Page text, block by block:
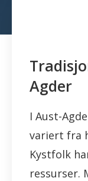
Agder
I Aust-
variert fra
Kystfolk
ressurser.